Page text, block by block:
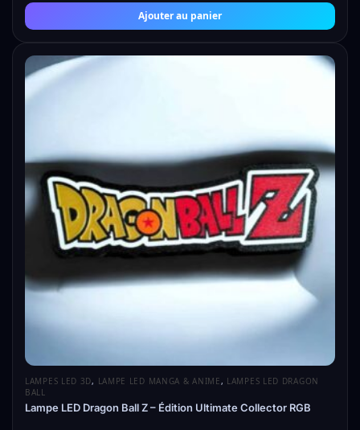
Ajouter au panier
LAMPES LED 3D, LAMPE LED MANGA & ANIME, LAMPES LED DRAGON
BALL
Lampe LED Dragon Ball Z – Édition Ultimate Collector RGB